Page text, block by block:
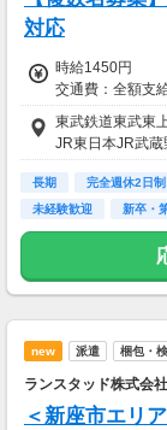
対応
時給1450円
交通費：全額支
東武鉄道東武東
JR東日本JR武蔵
長期 完全週休2日制
未経験歓迎
新卒・
交通費支給
new 派遣 梱包・
ランスタッド株式会
＜新座市エリ